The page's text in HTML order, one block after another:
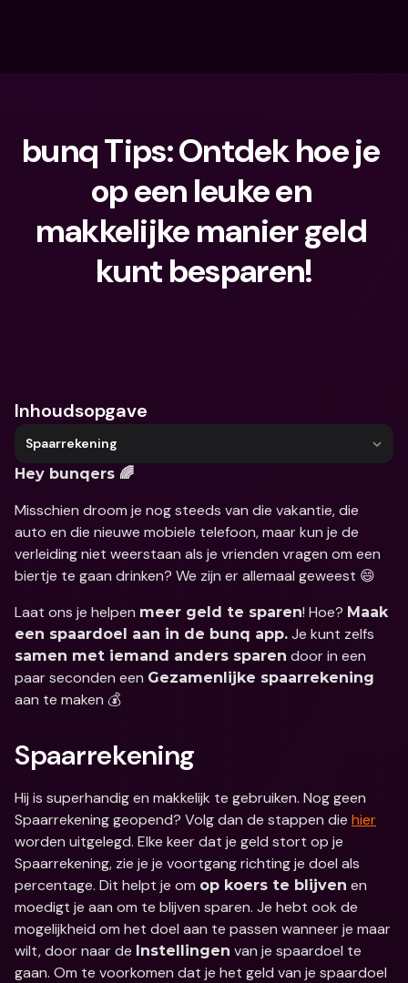
bunq Tips: Ontdek hoe je
op een leuke en
makkelijke manier geld
kunt besparen!
Inhoudsopgave
Spaarrekening
Hey bunqers 🌈
Misschien droom je nog steeds van die vakantie, die
auto en die nieuwe mobiele telefoon, maar kun je de
verleiding niet weerstaan als je vrienden vragen om een
biertje te gaan drinken? We zijn er allemaal geweest 😄
Laat ons je helpen meer geld te sparen! Hoe? Maak
een spaardoel aan in de bunq app.
samen met iemand anders sparen door in een
paar seconden een Gezamenlijke spaarrekening
aan te maken 💰
Spaarrekening
Hij is superhandig en makkelijk te gebruiken. Nog geen
Spaarrekening geopend? Volg dan de stappen die hier
worden uitgelegd. Elke keer dat je geld stort op je
Spaarrekening, zie je je voortgang richting je doel als
percentage. Dit helpt je om op koers te blijven en
moedigt je aan om te blijven sparen. Je hebt ook de
mogelijkheid om het doel aan te passen wanneer je maar
wilt, door naar de Instellingen van je spaardoel te
gaan. Om te voorkomen dat je het geld van je spaardoel